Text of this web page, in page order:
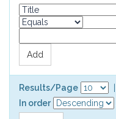
Results/Page
In order